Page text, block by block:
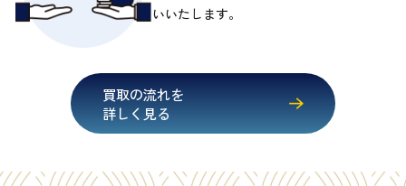
いいたします。
買取の流れを
詳しく見る